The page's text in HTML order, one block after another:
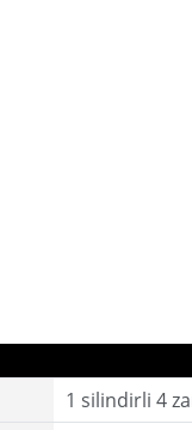
1 silindirli 4